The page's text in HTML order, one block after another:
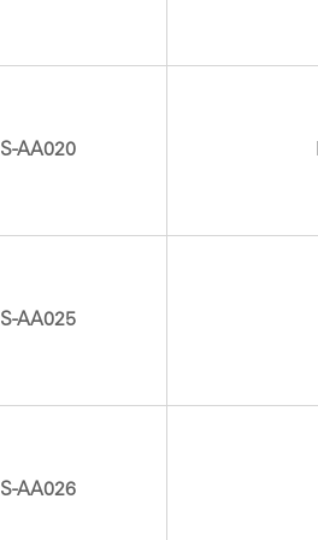
AA020
AA025
AA026